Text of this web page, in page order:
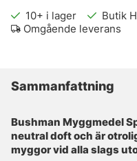
10+ i lager
Butik
Omgående leverans
Sammanfattning
Bushman Myggmedel
neutral doft och är
myggor vid alla slags